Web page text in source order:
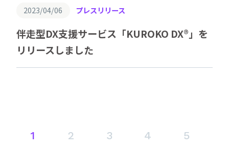
2023/04/06 プレスリリース
伴走型DX支援サービス「KUROKO DX®︎」を
リリースしました
1 2 3 4 5